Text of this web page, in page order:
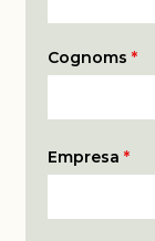
Cognoms *
Empresa *